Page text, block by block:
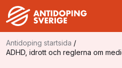
Antidoping startsida /
ADHD, idrott och reglerna om